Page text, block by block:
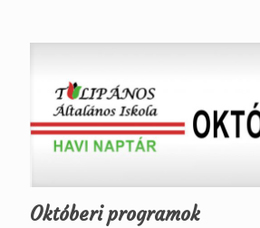
Októberi programok